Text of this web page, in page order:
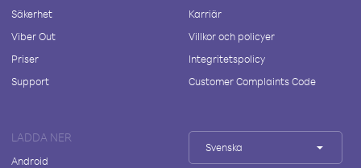
Säkerhet
Viber Out
Priser
Support
Karriär
Villkor och policyer
Integritetspolicy
Customer Complaints Code
LADDA NER
Android
Svenska